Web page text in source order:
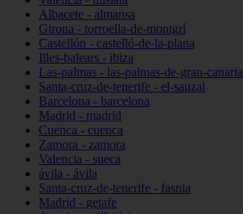
Albacete - almansa
Girona - torroella-de-montgrí
Castellón - castelló-de-la-plana
Illes-balears - ibiza
Las-palmas - las-palmas-de-gran-canaria
Santa-cruz-de-tenerife - el-sauzal
Barcelona - barcelona
Madrid - madrid
Cuenca - cuenca
Zamora - zamora
Valencia - sueca
ávila - ávila
Santa-cruz-de-tenerife - fasnia
Madrid - getafe